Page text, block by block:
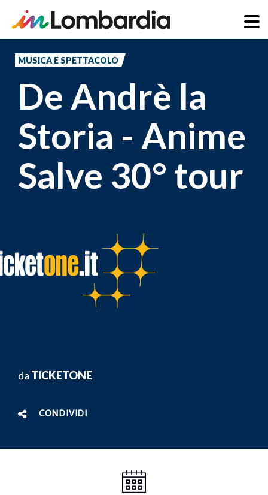
principale
MUSICA E SPETTACOLO
De Andrè la
Storia - Anime
Salve 30° tour
da TICKETONE
CONDIVIDI